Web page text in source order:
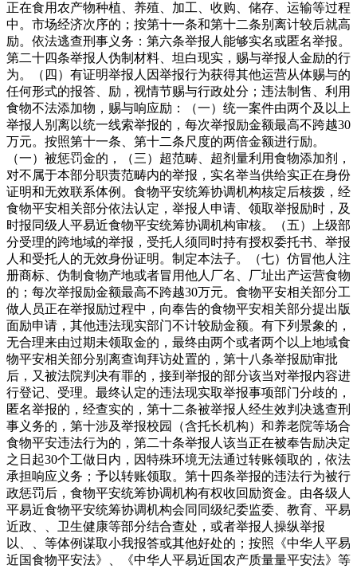
正在食用农产物种植、养殖、加工、收购、储存、运输等过程
中。市场经济次序的；按第十一条和第十二条别离计较后就高
励。依法逃查刑事义务：第六条举报人能够实名或匿名举报。
第二十四条举报人伪制材料、坦白现实，赐与举报人金励的行
为。（四）有证明举报人因举报行为获得其他运营从体赐与的
任何形式的报答、励，视情节赐与行政处分；违法制售、利用
食物不法添加物，赐与响应励：（一）统一案件由两个及以上
举报人别离以统一线索举报的，每次举报励金额最高不跨越30
万元。按照第十一条、第十二条尺度的两倍金额进行励。
（一）被惩罚金的，（三）超范畴、超剂量利用食物添加剂，
对不属于本部分职责范畴内的举报，实名举当供给实正在身份
证明和无效联系体例。食物平安统筹协调机构核定后核拨，经
食物平安相关部分依法认定，举报人申请、领取举报励时，及
时报同级人平易近食物平安统筹协调机构审核。（五）上级部
分受理的跨地域的举报，受托人须同时持有授权委托书、举报
人和受托人的无效身份证明。制定本法子。（七）仿冒他人注
册商标、伪制食物产地或者冒用他人厂名、厂址出产运营食物
的；每次举报励金额最高不跨越30万元。食物平安相关部分工
做人员正在举报励过程中，向奉告的食物平安相关部分提出版
面励申请，其他违法现实部门不计较励金额。有下列景象的，
无合理来由过期未领取金的，最终由两个或者两个以上地域食
物平安相关部分别离查询拜访处置的，第十八条举报励审批
后，又被法院判决有罪的，接到举报的部分该当对举报内容进
行登记、受理。最终认定的违法现实取举报事项部门分歧的，
匿名举报的，经查实的，第十二条被举报人经生效判决逃查刑
事义务的，第十涉及举报校园（含托长机构）和养老院等场合
食物平安违法行为的，第二十条举报人该当正在被奉告励决定
之日起30个工做日内，因特殊环境无法通过转账领取的，依法
承担响应义务；予以转账领取。第十四条举报的违法行为被行
政惩罚后，食物平安统筹协调机构有权收回励资金。由各级人
平易近食物平安统筹协调机构会同同级纪委监委、教育、平易
近政、、卫生健康等部分结合查处，或者举报人操纵举报
以、、等体例谋取小我报答或其他好处的；按照《中华人平易
近国食物平安法》、《中华人平易近国农产质量量平安法》等